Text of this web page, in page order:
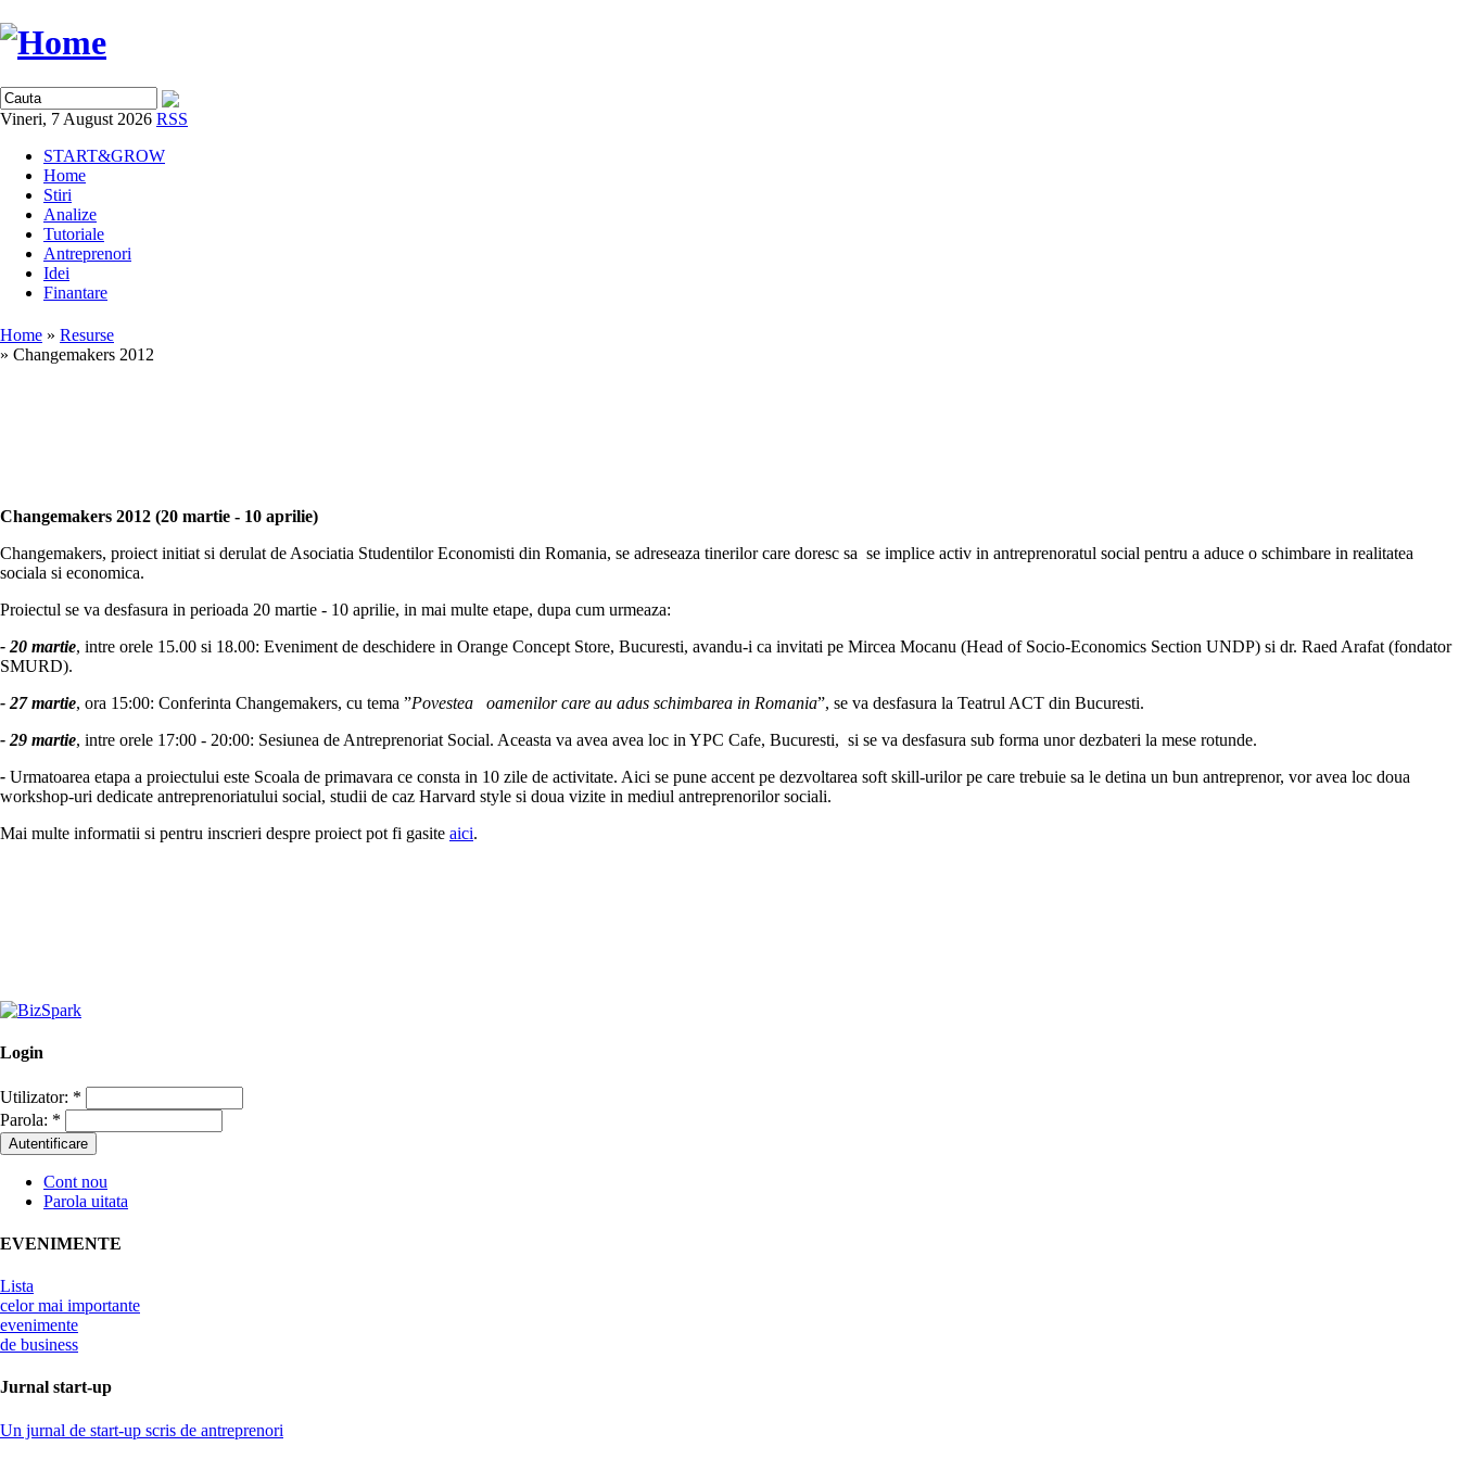
Vineri, 7 August 2026 RSS
START&GROW
Home
Stiri
Analize
Tutoriale
Antreprenori
Idei
Finantare
Home » Resurse
» Changemakers 2012
Changemakers 2012 (20 martie - 10 aprilie)
Changemakers, proiect initiat si derulat de Asociatia Studentilor Economisti din Romania, se adreseaza tinerilor care doresc sa se implice activ in antreprenoratul social pentru a aduce o schimbare in realitatea
sociala si economica.
Proiectul se va desfasura in perioada 20 martie - 10 aprilie, in mai multe etape, dupa cum urmeaza:
- 20 martie, intre orele 15.00 si 18.00: Eveniment de deschidere in Orange Concept Store, Bucuresti, avandu-i ca invitati pe Mircea Mocanu (Head of Socio-Economics Section UNDP) si dr. Raed Arafat (fondator
SMURD).
- 27 martie, ora 15:00: Conferinta Changemakers, cu tema ”Povestea oamenilor care au adus schimbarea in Romania”, se va desfasura la Teatrul ACT din Bucuresti.
- 29 martie, intre orele 17:00 - 20:00: Sesiunea de Antreprenoriat Social. Aceasta va avea avea loc in YPC Cafe, Bucuresti, si se va desfasura sub forma unor dezbateri la mese rotunde.
- Urmatoarea etapa a proiectului este Scoala de primavara ce consta in 10 zile de activitate. Aici se pune accent pe dezvoltarea soft skill-urilor pe care trebuie sa le detina un bun antreprenor, vor avea loc doua
workshop-uri dedicate antreprenoriatului social, studii de caz Harvard style si doua vizite in mediul antreprenorilor sociali.
Mai multe informatii si pentru inscrieri despre proiect pot fi gasite aici.
Login
Utilizator: *
Parola: *
Cont nou
Parola uitata
EVENIMENTE
Lista
celor mai importante
evenimente
de business
Jurnal start-up
Un jurnal de start-up scris de antreprenori